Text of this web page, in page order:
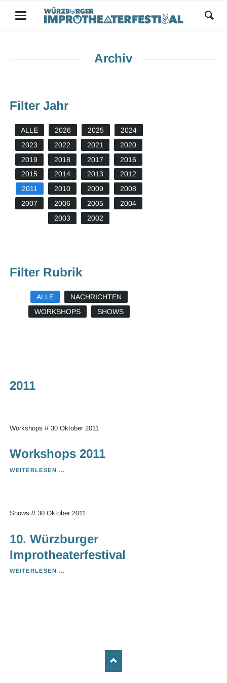
Archiv
Filter Jahr
ALLE 2026 2025
2024
2023
2022 2021
2020
2019
2018 2017
2016
2015
2014 2013
2012
2011
2010 2009
2008
2007
2006 2005
2004
2003
2002
Filter Rubrik
ALLE
NACHRICHTEN
WORKSHOPS
SHOWS
2011
Workshops // 30 Oktober 2011
Workshops 2011
WEITERLESEN …
Shows // 30 Oktober 2011
10. Würzburger
Improtheaterfestival
WEITERLESEN …